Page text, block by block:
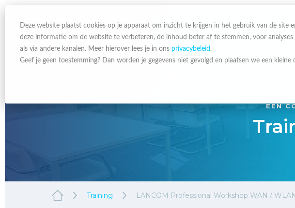
Deze website plaatst cookies op je apparaat om inzicht te krijgen in het gebruik van de site
deze informatie om de website te verbeteren, de inhoud beter af te stemmen, voor
als via andere kanalen. Meer hierover lees je in ons privacybeleid .
Geef je geen toestemming? Dan worden je gegevens niet gevolgd en plaatsen we een
EEN
Training LANCOM Professional Workshop WAN /